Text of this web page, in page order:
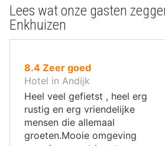
Lees wat onze gasten
Enkhuizen
8.4uit
10
,
Zeer goed
Hotel in Andijk
Heel veel gefietst , heel erg
rustig en erg vriendelijke
mensen die allemaal
groeten.Mooie omgeving